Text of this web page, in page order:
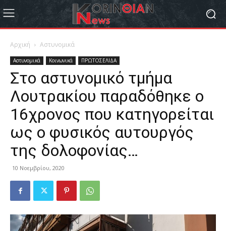
Αρχική Αστυνομικά
Αστυνομικά Κοινωνικά ΠΡΩΤΟΣΕΛΙΔΑ
Στο αστυνομικό τμήμα
Λουτρακίου παραδόθηκε o
16χρονος που κατηγορείται
ως ο φυσικός αυτουργός
της δολοφονίας…
10 Νοεμβρίου, 2020